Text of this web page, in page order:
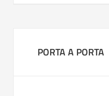
PORTA A PORTA